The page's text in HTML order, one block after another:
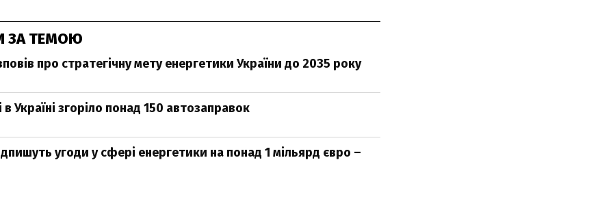
ЗА ТЕМОЮ
про стратегічну мету енергетики України до 2035 року
в Україні згоріло понад 150 автозаправок
угоди у сфері енергетики на понад 1 мільярд євро –